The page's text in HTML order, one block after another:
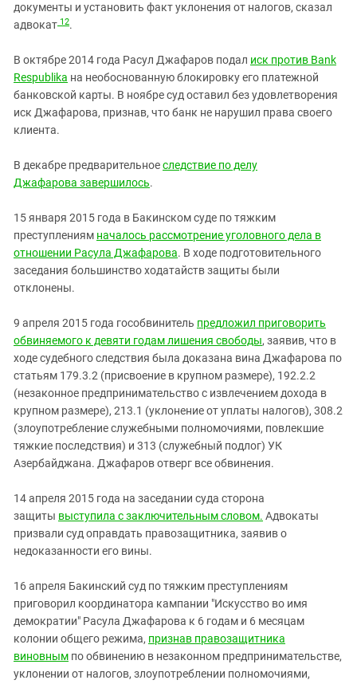
документы и установить факт уклонения от налогов, сказал
адвокат 12.
В октябре 2014 года Расул Джафаров подал иск против Bank
Respublika на необоснованную блокировку его платежной
банковской карты. В ноябре суд оставил без удовлетворения
иск Джафарова, признав, что банк не нарушил права своего
клиента.
В декабре предварительноеследствие по делу
Джафарова завершилось.
15 января 2015 года в Бакинском суде по тяжким
преступлениям началось рассмотрение уголовного дела в
отношении Расула Джафарова. В ходе подготовительного
заседания большинство ходатайств защиты были
отклонены.
9 апреля 2015 года гособвинитель предложил приговорить
обвиняемого к девяти годам лишения свободы, заявив, что в
ходе судебного следствия была доказана вина Джафарова по
статьям 179.3.2 (присвоение в крупном размере), 192.2.2
(незаконное предпринимательство с извлечением дохода в
крупном размере), 213.1 (уклонение от уплаты налогов), 308.2
(злоупотребление служебными полномочиями, повлекшие
тяжкие последствия) и 313 (служебный подлог) УК
Азербайджана. Джафаров отверг все обвинения.
14 апреля 2015 года на заседании суда сторона
защиты выступила с заключительным словом. Адвокаты
призвали суд оправдать правозащитника, заявив о
недоказанности его вины.
16 апреля Бакинский суд по тяжким преступлениям
приговорил координатора кампании "Искусство во имя
демократии" Расула Джафарова к 6 годам и 6 месяцам
колонии общего режима, признав правозащитника
виновным по обвинению в незаконном предпринимательстве,
уклонении от налогов, злоупотреблении полномочиями,